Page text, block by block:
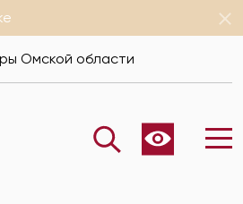
Омской области